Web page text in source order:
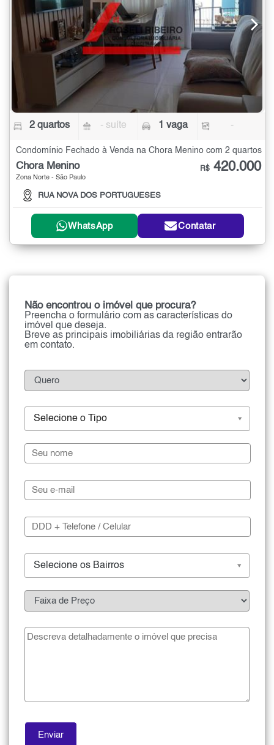
2 quartos - suíte 1 vaga -
Condomínio Fechado à Venda na Chora Menino com 2 quartos
Chora Menino
Zona Norte - São Paulo
RUA NOVA DOS PORTUGUESES
R$ 420.000
WhatsApp Contatar
Não encontrou o imóvel que procura?
Preencha o formulário com as características do
imóvel que deseja.
Breve as principais imobiliárias da região entrarão
em contato.
Selecione o Tipo
Selecione os Bairros